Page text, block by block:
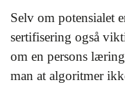
Selv om potensialet
sertifisering også
om en persons
man at algoritmer